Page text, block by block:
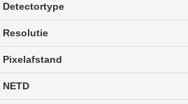
Detectortype
Resolutie
Pixelafstand
NETD